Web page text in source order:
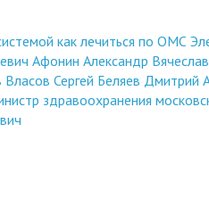
как лечиться по ОМС
Афонин Александр
Власов Сергей Беляев Дмитрий
здравоохранения